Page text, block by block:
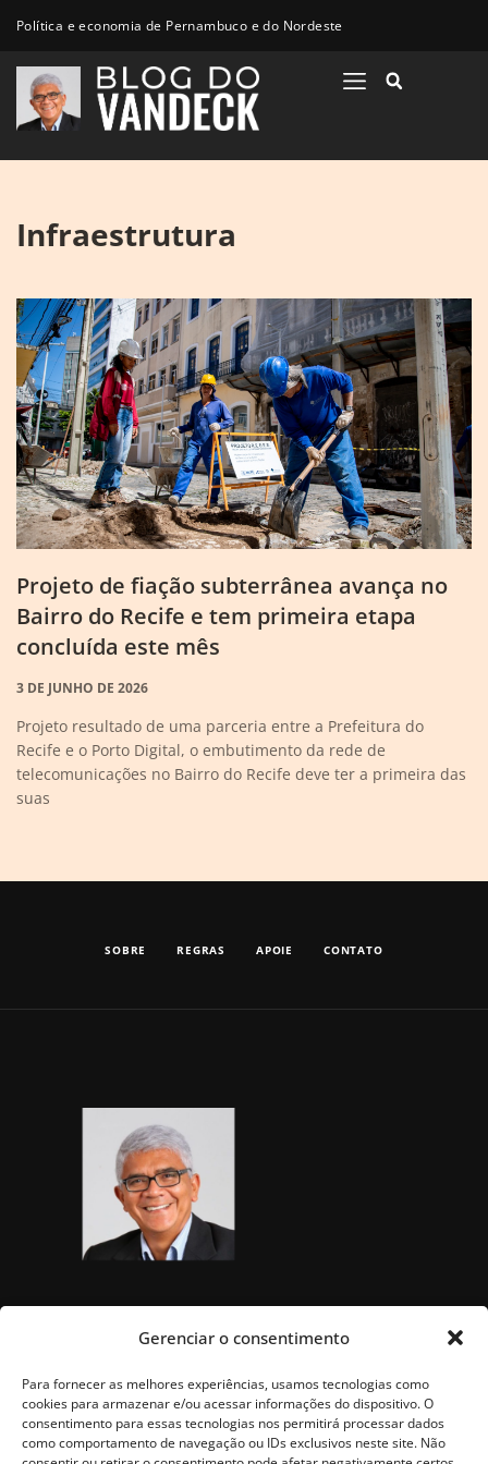
Gerenciar o consentimento
Para fornecer as melhores experiências, usamos tecnologias como
cookies para armazenar e/ou acessar informações do dispositivo. O
consentimento para essas tecnologias nos permitirá processar dados
como comportamento de navegação ou IDs exclusivos neste site. Não
Política e economia de Pernambuco e do Nordeste
Infraestrutura
Projeto de fiação subterrânea avança no
Bairro do Recife e tem primeira etapa
concluída este mês
3 DE JUNHO DE 2026
Projeto resultado de uma parceria entre a Prefeitura do
Recife e o Porto Digital, o embutimento da rede de
telecomunicações no Bairro do Recife deve ter a primeira das
suas
SOBRE REGRAS APOIE CONTATO